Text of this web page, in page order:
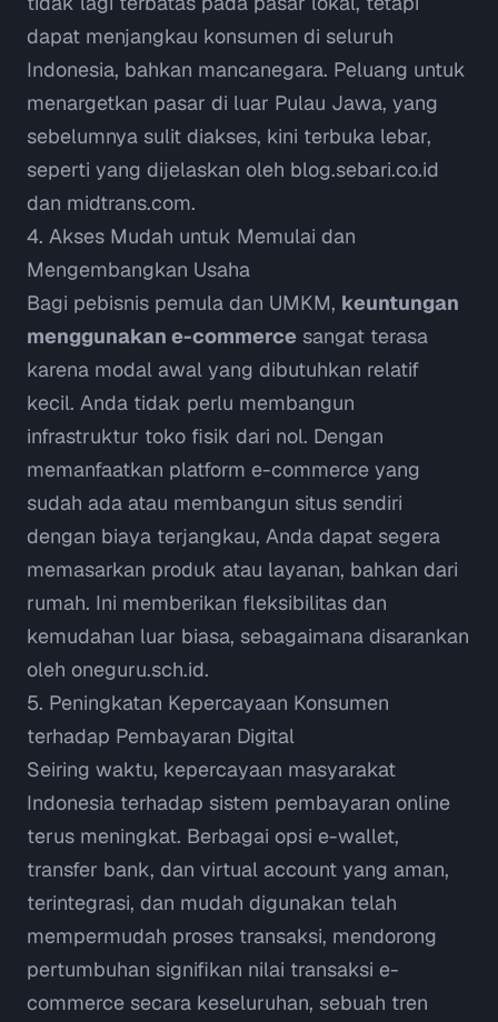
dapat menjangkau konsumen di seluruh
Indonesia, bahkan mancanegara. Peluang untuk
menargetkan pasar di luar Pulau Jawa, yang
sebelumnya sulit diakses, kini terbuka lebar,
seperti yang dijelaskan oleh blog.sebari.co.id
dan midtrans.com.
4. Akses Mudah untuk Memulai dan
Mengembangkan Usaha
Bagi pebisnis pemula dan UMKM, keuntungan
menggunakan e-commerce sangat terasa
karena modal awal yang dibutuhkan relatif
kecil. Anda tidak perlu membangun
infrastruktur toko fisik dari nol. Dengan
memanfaatkan platform e-commerce yang
sudah ada atau membangun situs sendiri
dengan biaya terjangkau, Anda dapat segera
memasarkan produk atau layanan, bahkan dari
rumah. Ini memberikan fleksibilitas dan
kemudahan luar biasa, sebagaimana disarankan
oleh oneguru.sch.id.
5. Peningkatan Kepercayaan Konsumen
terhadap Pembayaran Digital
Seiring waktu, kepercayaan masyarakat
Indonesia terhadap sistem pembayaran online
terus meningkat. Berbagai opsi e-wallet,
transfer bank, dan virtual account yang aman,
terintegrasi, dan mudah digunakan telah
mempermudah proses transaksi, mendorong
pertumbuhan signifikan nilai transaksi e-
commerce secara keseluruhan, sebuah tren